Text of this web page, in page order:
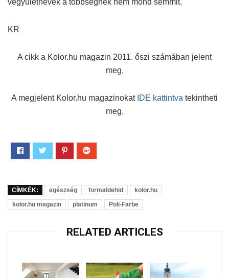
vegyületnevek a többségnek nem mond semmit.
KR
A cikk a Kolor.hu magazin 2011. őszi számában jelent
meg.
A megjelent Kolor.hu magazinokat IDE kattintva tekintheti
meg.
CÍMKÉK: egészség formaldehid
kolor.hu
kolor.hu magazin
platinum Poli-Farbe
RELATED ARTICLES